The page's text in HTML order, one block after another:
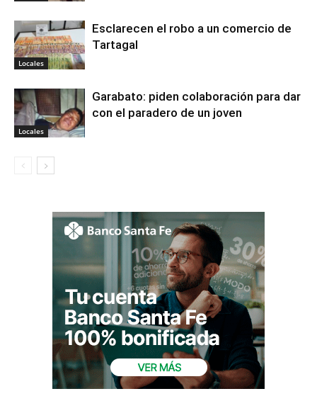
Locales
Esclarecen el robo a un comercio de
Tartagal
Locales
Garabato: piden colaboración para dar
con el paradero de un joven